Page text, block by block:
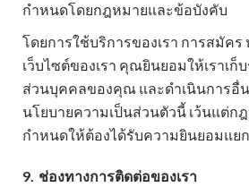
กำหนดโดยกฎหมายและข้อบังคับ
โดยการใช้บริการของเรา การสมัคร
เว็บไซต์ของเรา คุณยินยอมให้เราเ
ส่วนบุคคลของคุณ และดำเนินการอื่
นโยบายความเป็นส่วนตัวนี้ เว้นแต่ก
กำหนดให้ต้องได้รับความยินยอมแย
9. ช่องทางการติดต่อของเรา